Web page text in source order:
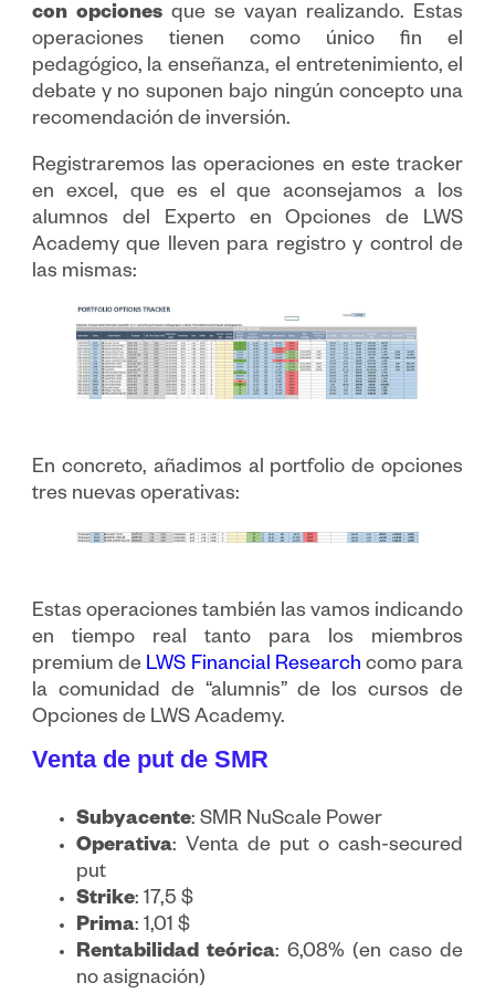
con opcionesque se vayan realizando. Estas
operaciones tienen como único fin el
pedagógico, la enseñanza, el entretenimiento, el
debate y no suponen bajo ningún concepto una
recomendación de inversión.
Registraremos las operaciones en este tracker
en excel, que es el que aconsejamos a los
alumnos del Experto en Opciones de LWS
Academy que lleven para registro y control de
las mismas:
En concreto, añadimos al portfolio de opciones
tres nuevas operativas:
Estas operaciones también las vamos indicando
en tiempo real tanto para los miembros
premium de LWS Financial Research como para
la comunidad de “alumnis” de los cursos de
Opciones de LWS Academy.
Venta de put de SMR
Subyacente: SMR NuScale Power
Operativa: Venta de put o cash-secured
put
Strike: 17,5 $
Prima: 1,01 $
Rentabilidad teórica: 6,08% (en caso de
no asignación)